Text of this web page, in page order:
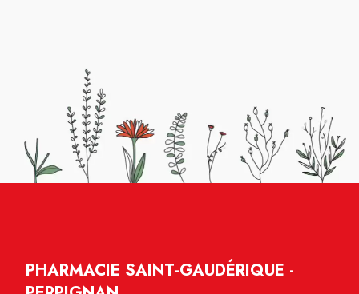
PHARMACIE SAINT-GAUDÉRIQUE -